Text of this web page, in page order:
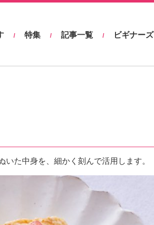
/ 特集 / 記事一覧 / ビギナーズ
た中身を、細かく刻んで活用します。